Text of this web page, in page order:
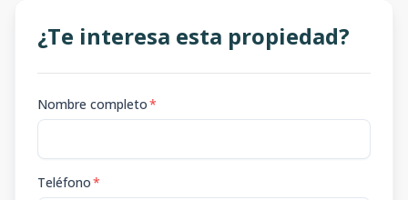
¿Te interesa esta propiedad?
Nombre completo*
Teléfono*